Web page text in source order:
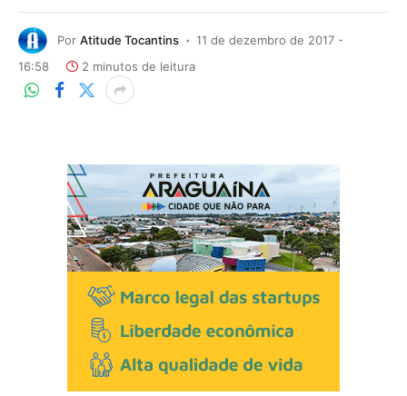
Por Atitude Tocantins
11 de dezembro de 2017 -
16:58
2 minutos de leitura